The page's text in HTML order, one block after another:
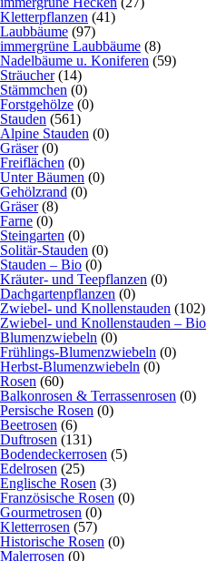
Kletterpflanzen (41)
Laubbäume (97)
immergrüne Laubbäume (8)
Nadelbäume u. Koniferen (59)
Sträucher(14)
Stämmchen (0)
Forstgehölze (0)
Stauden (561)
Alpine Stauden (0)
Gräser(0)
Freiflächen (0)
Unter Bäumen (0)
Gehölzrand (0)
Gräser(8)
Farne (0)
Steingarten (0)
Solitär-Stauden (0)
Stauden – Bio (0)
Kräuter- und Teepflanzen (0)
Dachgartenpflanzen (0)
Zwiebel- und Knollenstauden (102)
Zwiebel- und Knollenstauden – Bio
Blumenzwiebeln (0)
Frühlings-Blumenzwiebeln (0)
Herbst-Blumenzwiebeln (0)
Rosen (60)
Balkonrosen & Terrassenrosen (0)
Persische Rosen (0)
Beetrosen (6)
Duftrosen (131)
Bodendeckerrosen (5)
Edelrosen (25)
Englische Rosen (3)
Französische Rosen (0)
Gourmetrosen (0)
Kletterrosen (57)
Historische Rosen (0)
Malerrosen (0)